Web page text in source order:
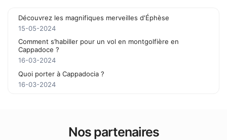
Découvrez les magnifiques merveilles d'Éphèse
15-05-2024
Comment s’habiller pour un vol en montgolfière en
Cappadoce ?
16-03-2024
Quoi porter à Cappadocia ?
16-03-2024
Nos partenaires